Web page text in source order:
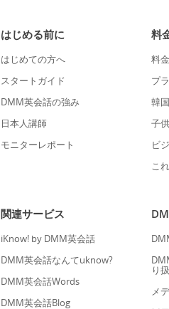
はじめる前に
はじめての方へ
スタートガイド
DMM英会話の強み
日本人講師
モニターレポート
料
料
プ
韓
子
ビ
こ
関連サービス
iKnow! by DMM英会話
DMM英会話なんてuknow?
DMM英会話Words
DMM英会話Blog
り
メ